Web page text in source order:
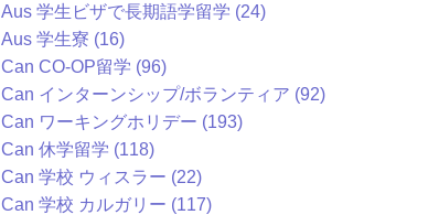
Aus 学生ビザで長期語学留学 (24)
Aus 学生寮 (16)
Can CO-OP留学 (96)
Can インターンシップ/ボランティア (92)
Can ワーキングホリデー (193)
Can 休学留学 (118)
Can 学校 ウィスラー (22)
Can 学校 カルガリー (117)